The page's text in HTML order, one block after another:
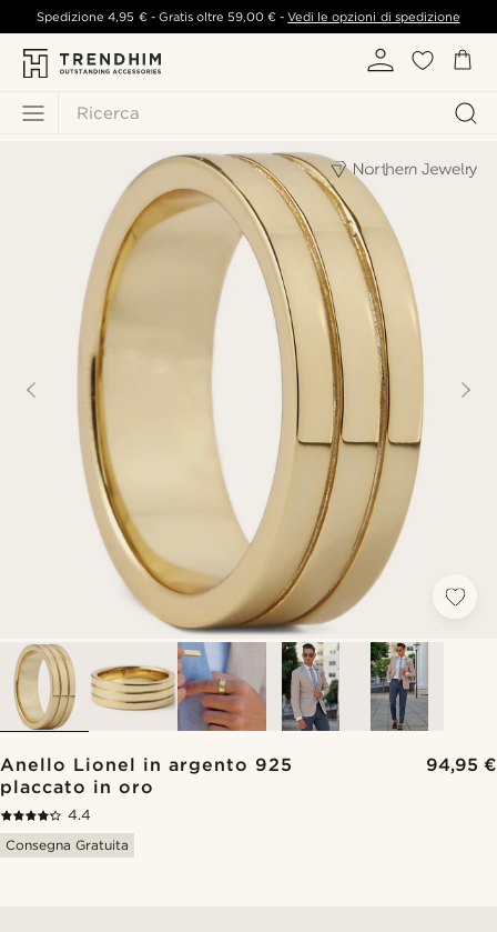
Ricerca
Spedizione4,95 €- Gratis oltre 59,00 € -Vedi le opzioni di spedizione
Anello Lionel in argento 925
placcato in oro
94,95 €
4.4
Consegna Gratuita